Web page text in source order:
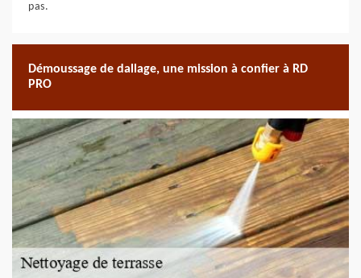
pas.
Démoussage de dallage, une mission à confier à RD
PRO